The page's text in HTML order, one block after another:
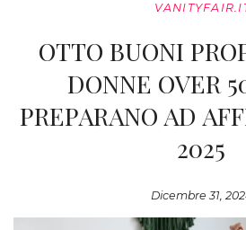
PRIVACY
OTTO BUONI
DONNE OVER
PREPARANO AD
2025
Dicembre 31,